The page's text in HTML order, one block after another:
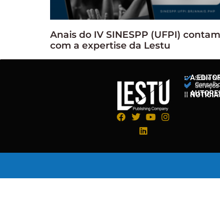
Anais do IV SINESPP (UFPI) contam
com a expertise da Lestu
:: ASobre
Serviços
::
::